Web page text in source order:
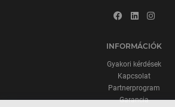
INFORMÁCIÓK
Gyakori kérdések
Kapcsolat
Partnerprogram
Garancia